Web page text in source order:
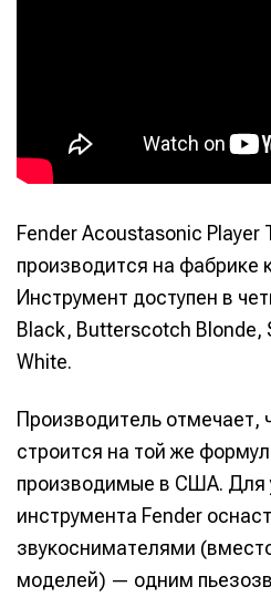
Fender Acoustasonic Player
производится на фабрике
Инструмент доступен в
Black, Butterscotch Blonde,
White.
Производитель отмечает,
строится на той же
производимые в США. Для
инструмента Fender
звукоснимателями
моделей) — одним